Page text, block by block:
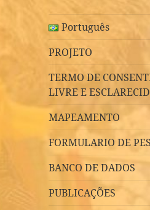
Português
PROJETO
TERMO DE
LIVRE E
MAPEAMENTO
FORMULARIO DE
BANCO DE DADOS
PUBLICAÇÕES